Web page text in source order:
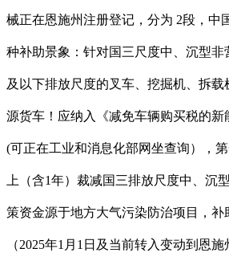
械正在恩施州注册登记，分为 2段，中
种补助景象：针对国三尺度中、沉型非
及以下排放尺度的叉车、挖掘机、拆
源货车！应纳入《减免车辆购买税的新
(可正在工业和消息化部网坐查询），
上（含1年）裁减国三排放尺度中、沉
策资金源于地方大气污染防治项目，补
（2025年1月1日及当前转入变动到恩